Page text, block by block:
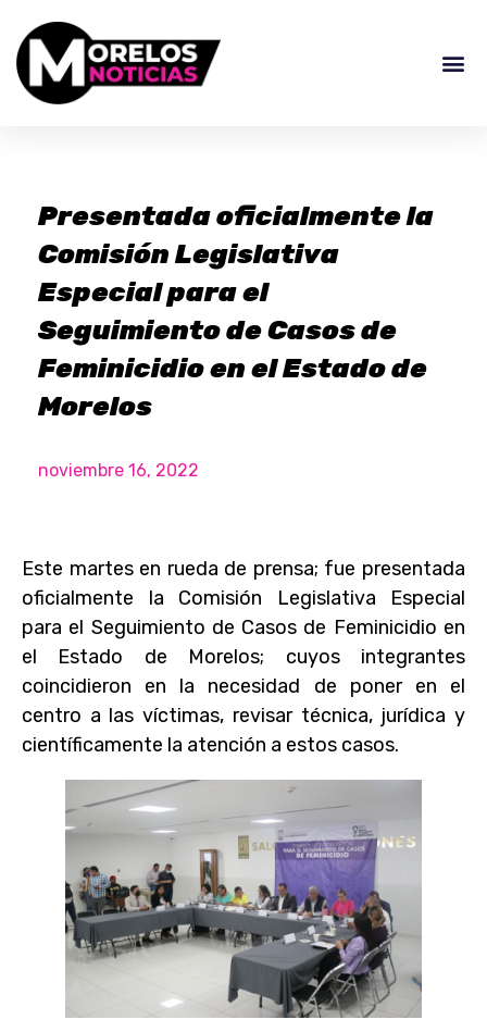
Presentada oficialmente la
Comisión Legislativa
Especial para el
Seguimiento de Casos de
Feminicidio en el Estado de
Morelos
noviembre 16, 2022
Este martes en rueda de prensa; fue presentada
oficialmente la Comisión Legislativa Especial
para el Seguimiento de Casos de Feminicidio en
el Estado de Morelos; cuyos integrantes
coincidieron en la necesidad de poner en el
centro a las víctimas, revisar técnica, jurídica y
científicamente la atención a estos casos.